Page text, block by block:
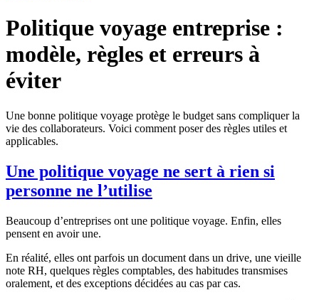
Politique voyage entreprise :
modèle, règles et erreurs à
éviter
Une bonne politique voyage protège le budget sans compliquer la
vie des collaborateurs. Voici comment poser des règles utiles et
applicables.
Une politique voyage ne sert à rien si
personne ne l’utilise
Beaucoup d’entreprises ont une politique voyage. Enfin, elles
pensent en avoir une.
En réalité, elles ont parfois un document dans un drive, une vieille
note RH, quelques règles comptables, des habitudes transmises
oralement, et des exceptions décidées au cas par cas.